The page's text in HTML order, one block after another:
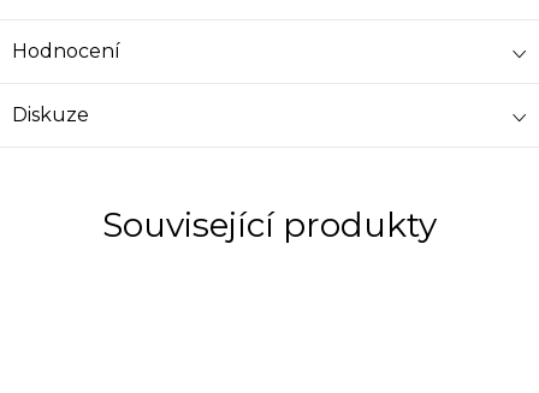
Hodnocení
Diskuze
Související produkty